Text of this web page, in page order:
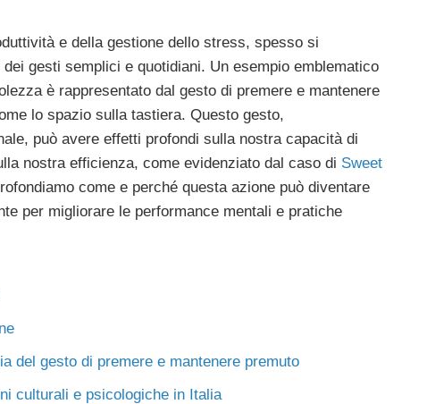
e della gestione dello stress, spesso si
gesti semplici e quotidiani. Un esempio emblematico
è rappresentato dal gesto di premere e mantenere
lo spazio sulla tastiera. Questo gesto,
può avere effetti profondi sulla nostra capacità di
nostra efficienza, come evidenziato dal caso di Sweet
come e perché questa azione può diventare
per migliorare le performance mentali e pratiche
del gesto di premere e mantenere premuto
culturali e psicologiche in Italia